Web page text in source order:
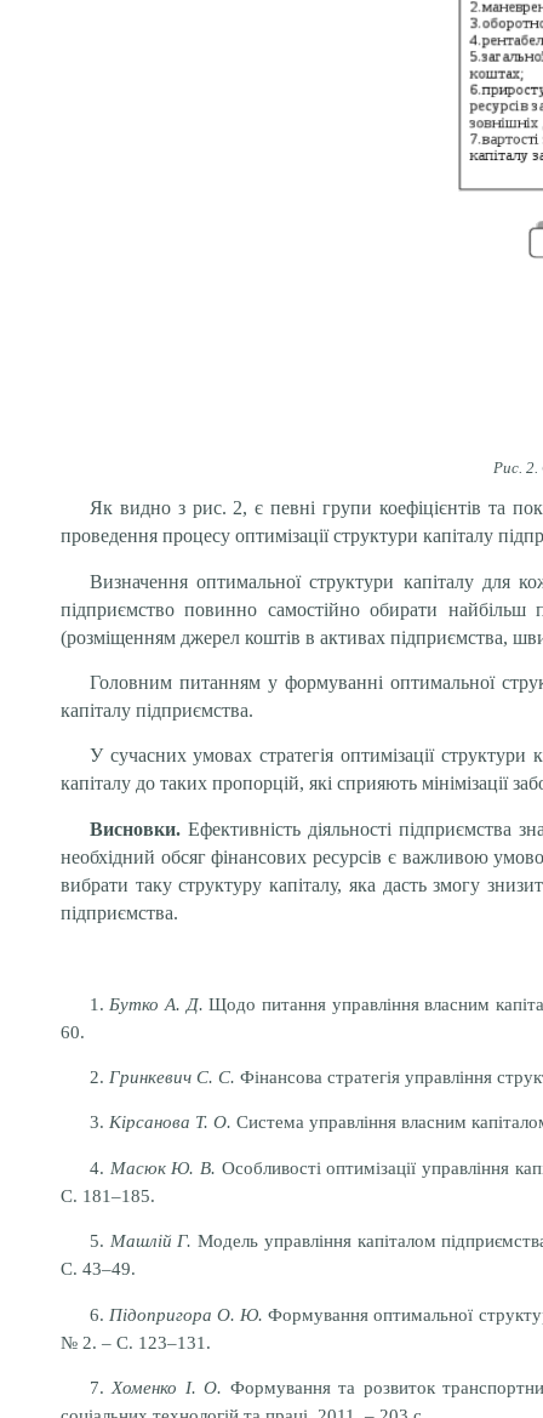
Рис. 2.
Як видно з рис. 2, є певні групи коефіцієнтів та
проведення процесу оптимізації структури капіталу
Визначення оптимальної структури капіталу для
підприємство повинно самостійно обирати найбільш
(розміщенням джерел коштів в активах підприємства,
Головним питанням у формуванні оптимальної
капіталу підприємства.
У сучасних умовах стратегія оптимізації
капіталу до таких пропорцій, які сприяють мінімізації
Висновки.Ефективність діяльності підприємства
необхідний обсяг фінансових ресурсів є важливою
вибрати таку структуру капіталу, яка дасть змогу
підприємства.
1. Бутко А. Д. Щодо питання управління власним
60.
2. Гринкевич С. С. Фінансова стратегія управління
3. Кірсанова Т. О. Система управління власним
4. Масюк Ю. В. Особливості оптимізації
С. 181–185.
5. Машлій Г. Модель управління капіталом
С. 43–49.
6. Підопригора О. Ю. Формування оптимальної
№ 2. – С. 123–131.
7. Хоменко І. О. Формування та розвиток